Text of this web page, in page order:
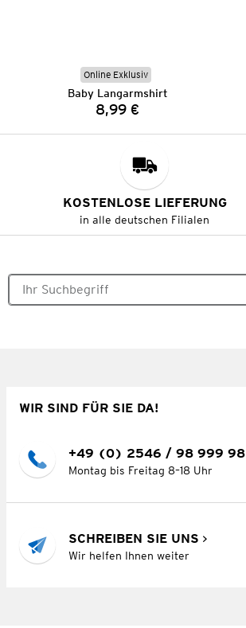
Online Exklusiv
Baby Langarmshirt
Preis:
8,99 €
KOSTENLOSE LIEFERUNG
in alle deutschen Filialen
WIR SIND FÜR SIE DA!
+49 (0) 2546 / 98 999 98
Montag bis Freitag 8–18 Uhr
SCHREIBEN SIE UNS
Wir helfen Ihnen weiter